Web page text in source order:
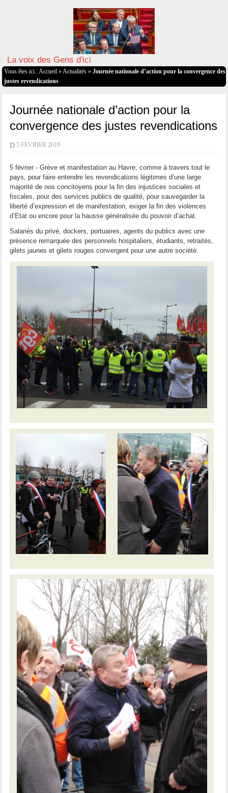
La voix des Gens d'ici
Vous êtes ici : Accueil » Actualités» Journée nationale d’action pour la convergence des
justes revendications
Journée nationale d’action pour la
convergence des justes revendications
D 5 FÉVRIER 2019
5 février - Grève et manifestation au Havre, comme à travers tout le
pays, pour faire entendre les revendications légitimes d’une large
majorité de nos concitoyens pour la fin des injustices sociales et
fiscales, pour des services publics de qualité, pour sauvegarder la
liberté d’expression et de manifestation, exiger la fin des violences
d’Etat ou encore pour la hausse généralisée du pouvoir d’achat.
Salariés du privé, dockers, portuaires, agents du publics avec une
présence remarquée des personnels hospitaliers, étudiants, retraités,
gilets jaunes et gilets rouges convergent pour une autre société.